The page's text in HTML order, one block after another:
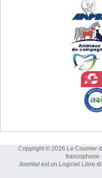
Copyright © 2026 Le Courrier
francophone
Joomla!est un Logiciel Libre